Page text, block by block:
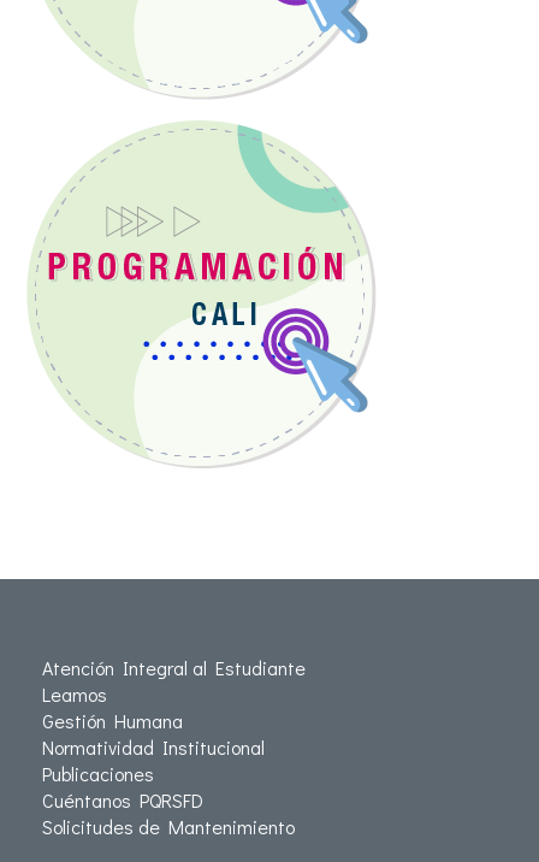
Atención Integral al Estudiante
Leamos
Gestión Humana
Normatividad Institucional
Publicaciones
Cuéntanos PQRSFD
Solicitudes de Mantenimiento